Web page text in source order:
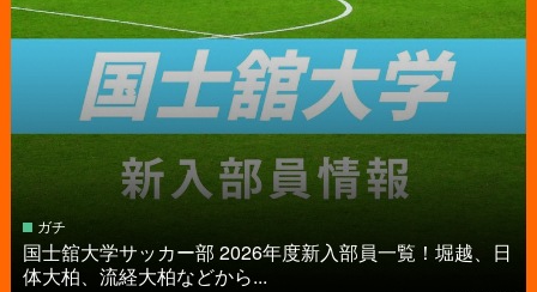
ガチ
国士舘大学サッカー部 2026年度新入部員一覧！堀越、日
体大柏、流経大柏などから...